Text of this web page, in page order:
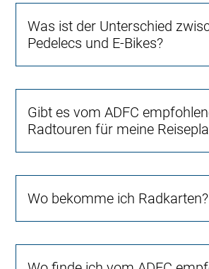
Was ist der Unterschied
Pedelecs und E-Bikes?
Gibt es vom ADFC
Radtouren für meine
Wo bekomme ich Radkarten?